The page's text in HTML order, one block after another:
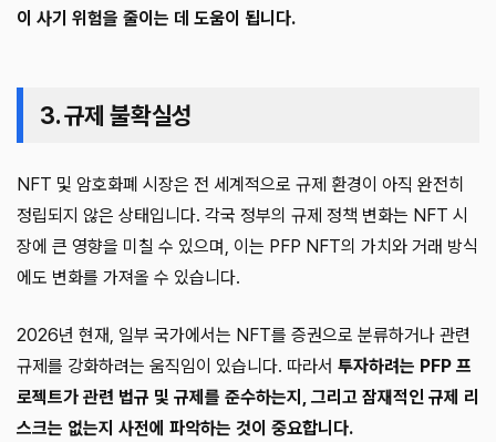
이 사기 위험을 줄이는 데 도움이 됩니다.
3. 규제 불확실성
NFT 및 암호화폐 시장은 전 세계적으로 규제 환경이 아직 완전히
정립되지 않은 상태입니다. 각국 정부의 규제 정책 변화는 NFT 시
장에 큰 영향을 미칠 수 있으며, 이는 PFP NFT의 가치와 거래 방식
에도 변화를 가져올 수 있습니다.
2026년 현재, 일부 국가에서는 NFT를 증권으로 분류하거나 관련
규제를 강화하려는 움직임이 있습니다. 따라서 투자하려는 PFP 프
로젝트가 관련 법규 및 규제를 준수하는지, 그리고 잠재적인 규제 리
스크는 없는지 사전에 파악하는 것이 중요합니다.